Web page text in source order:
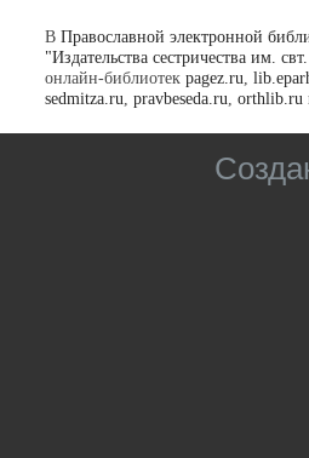
В Православной электронной
"Издательства сестричества им.
онлайн-библиотек pagez.ru
sedmitza.ru pravbeseda.ru orthlib.ru